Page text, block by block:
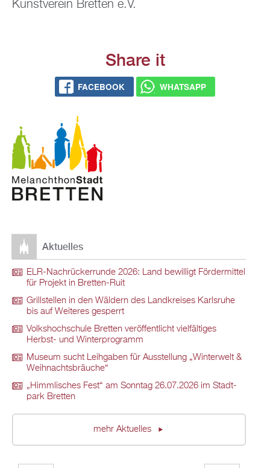
Kunst­ver­ein Brett­en e.V.
Share it
FACE­BOOK WHATS­APP
Ak­tu­el­les
ELR-Nach­rü­ck­er­run­de 2026: Land be­wil­ligt För­der­mit­tel
für Pro­jekt in Brett­en-Ruit
Grill­stel­len in den Wäl­dern des Land­krei­ses Karls­ru­he
bis auf Wei­te­res ge­sperrt
Volks­hoch­schu­le Brett­en ver­öf­fent­licht viel­fäl­ti­ges
Herbst- und Win­ter­pro­gramm
Mu­se­um sucht Leih­ga­ben für Aus­stel­lung „Win­ter­welt &
Weih­nachts­bräu­che“
„Himm­li­sches Fest“ am Sonn­tag 26.07.2026 im Stadt­
park Brett­en
mehr Ak­tu­el­les